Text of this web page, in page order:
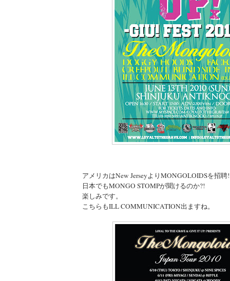
アメリカはNew JerseyよりMONGOLOIDSを招聘
日本でもMONGO STOMPが聞けるのか?!
楽しみです。
こちらもILL COMMUNICATION出ますね。